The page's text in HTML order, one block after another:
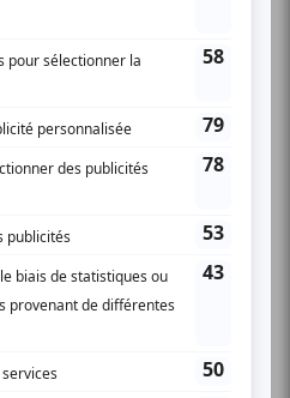
du théâtre et du cinéma,
d’une grande puissance
et voltiges aériennes
l’émancipation.
fantaisie sombre et de
devient un chant de
échappée vers la lumière.